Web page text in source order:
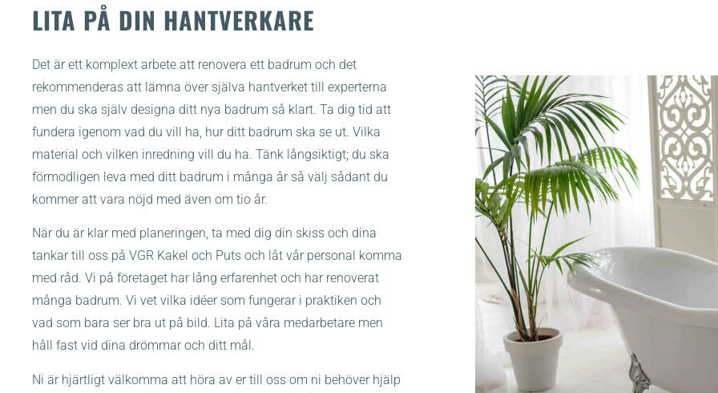
LITA PÅ DIN HANTVERKARE
Det är ett komplext arbete att renovera ett badrum och det
rekommenderas att lämna över själva hantverket till experterna
men du ska själv designa ditt nya badrum så klart. Ta dig tid att
fundera igenom vad du vill ha, hur ditt badrum ska se ut. Vilka
material och vilken inredning vill du ha. Tänk långsiktigt; du ska
förmodligen leva med ditt badrum i många år så välj sådant du
kommer att vara nöjd med även om tio år.
När du är klar med planeringen, ta med dig din skiss och dina
tankar till oss på VGR Kakel och Puts och låt vår personal komma
med råd. Vi på företaget har lång erfarenhet och har renoverat
många badrum. Vi vet vilka idéer som fungerar i praktiken och
vad som bara ser bra ut på bild. Lita på våra medarbetare men
håll fast vid dina drömmar och ditt mål.
Ni är hjärtligt välkomma att höra av er till oss om ni behöver hjälp